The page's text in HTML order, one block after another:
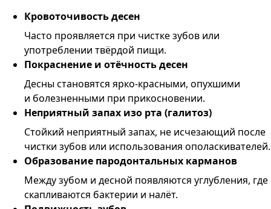
Кровоточивость десен
Часто проявляется при чистке зубов или
употреблении твёрдой пищи.
Покраснение и отёчность десен
Десны становятся ярко-красными, опухшими
и болезненными при прикосновении.
Неприятный запах изо рта (галитоз)
Стойкий неприятный запах, не исчезающий после
чистки зубов или использования ополаскивателей.
Образование пародонтальных карманов
Между зубом и десной появляются углубления, где
скапливаются бактерии и налёт.